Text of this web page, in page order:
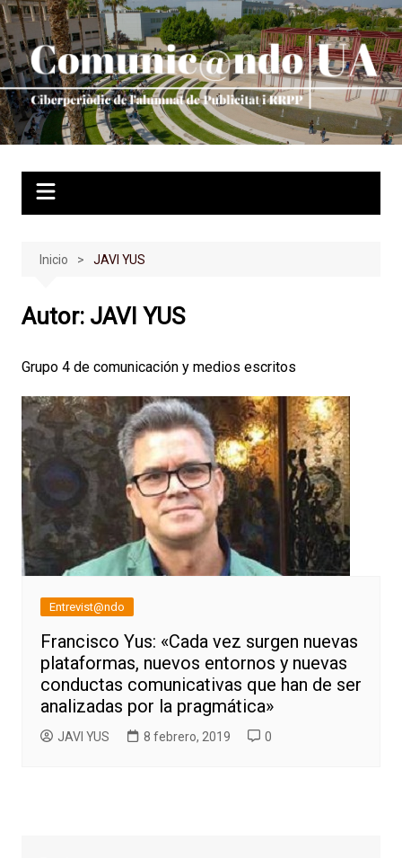
Saltar
al
contenido
Inicio JAVI YUS
Autor: JAVI YUS
Grupo 4 de comunicación y medios escritos
Entrevist@ndo
Francisco Yus: «Cada vez surgen nuevas
plataformas, nuevos entornos y nuevas
conductas comunicativas que han de ser
analizadas por la pragmática»
JAVI YUS 8 febrero, 2019 0